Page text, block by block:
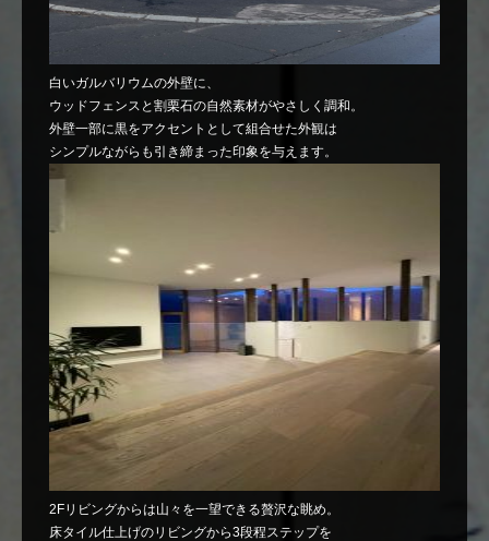
白いガルバリウムの外壁に、
ウッドフェンスと割栗石の自然素材がやさしく調和。
外壁一部に黒をアクセントとして組合せた外観は
シンプルながらも引き締まった印象を与えます。
2Fリビングからは山々を一望できる贅沢な眺め。
床タイル仕上げのリビングから3段程ステップを